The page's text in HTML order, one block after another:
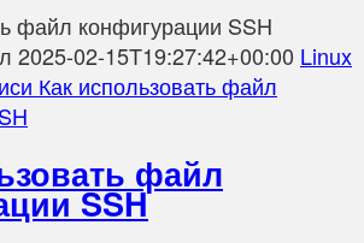
файл конфигурации SSH
2025-02-15T19:27:42+00:00 Linux
файл
SSH